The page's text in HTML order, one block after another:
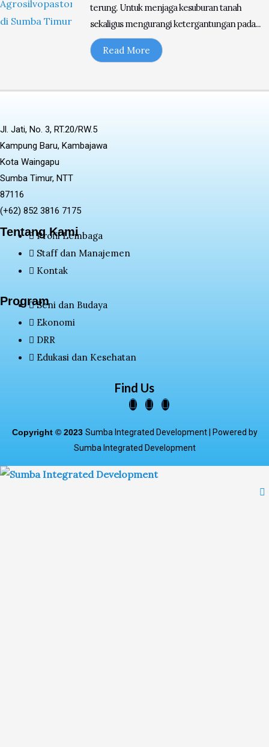
terung. Untuk menjaga kesuburan tanah
sekaligus mengurangi ketergantungan pada...
Read More
Jl. Jati, No. 3, RT.20/RW.5
Kampung Baru, Kambajawa
Kota Waingapu
Sumba Timur, NTT
87116
(+62) 852 3816 7175
Tentang Kami
Profil Lembaga
Staff dan Manajemen
Kontak
ProgramSeni dan Budaya
Ekonomi
DRR
Edukasi dan Kesehatan
Find Us
Copyright © 2023 Sumba Integrated Development |
Powered by
Sumba Integrated Development